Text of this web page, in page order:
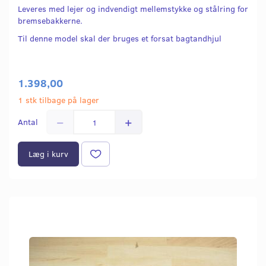
Leveres med lejer og indvendigt mellemstykke og stålring for
bremsebakkerne.
Til denne model skal der bruges et forsat bagtandhjul
1.398,00
1 stk tilbage på lager
Antal
Læg i kurv